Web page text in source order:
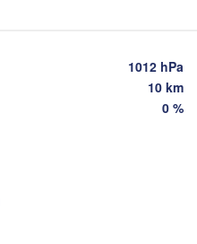
1012 hPa
10 km
0 %